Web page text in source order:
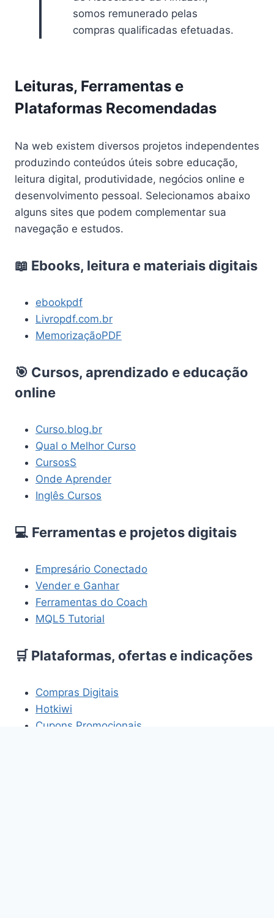
somos remunerado pelas
compras qualificadas efetuadas.
Leituras, Ferramentas e
Plataformas Recomendadas
Na web existem diversos projetos independentes
produzindo conteúdos úteis sobre educação,
leitura digital, produtividade, negócios online e
desenvolvimento pessoal. Selecionamos abaixo
alguns sites que podem complementar sua
navegação e estudos.
📖 Ebooks, leitura e materiais digitais
ebookpdf
Livropdf.com.br
MemorizaçãoPDF
🎯 Cursos, aprendizado e educação
online
Curso.blog.br
Qual o Melhor Curso
CursosS
Onde Aprender
Inglês Cursos
💻 Ferramentas e projetos digitais
Empresário Conectado
Vender e Ganhar
Ferramentas do Coach
MQL5 Tutorial
🛒 Plataformas, ofertas e indicações
Compras Digitais
Hotkiwi
Cupons Promocionais